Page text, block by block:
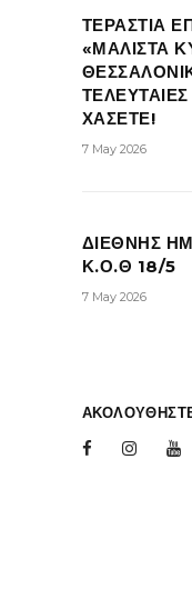
ΤΕΡΑΣΤΙΑ
«ΜΑΛΙΣΤΑ
ΧΑΣΕΤΕ!
7 May 2026
ΔΙΕΘΝΗΣ
Κ.Ο.Θ 18/5
7 May 2026